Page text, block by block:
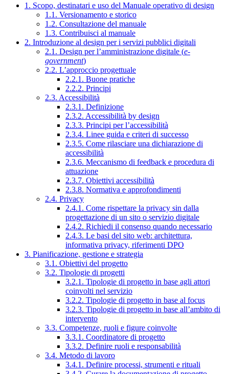
1. Scopo, destinatari e uso del Manuale operativo di design
1.1. Versionamento e storico
1.2. Consultazione del manuale
1.3. Contribuisci al manuale
2. Introduzione al design per i servizi pubblici digitali
2.1. Design per l’amministrazione digitale (e-
government)
2.2. L’approccio progettuale
2.2.1. Buone pratiche
2.2.2. Principi
2.3. Accessibilità
2.3.1. Definizione
2.3.2. Accessibilità by design
2.3.3. Principi per l’accessibilità
2.3.4. Linee guida e criteri di successo
2.3.5. Come rilasciare una dichiarazione di
accessibilità
2.3.6. Meccanismo di feedback e procedura di
attuazione
2.3.7. Obiettivi accessibilità
2.3.8. Normativa e approfondimenti
2.4. Privacy
2.4.1. Come rispettare la privacy sin dalla
progettazione di un sito o servizio digitale
2.4.2. Richiedi il consenso quando necessario
2.4.3. Le basi del sito web: architettura,
informativa privacy, riferimenti DPO
3. Pianificazione, gestione e strategia
3.1. Obiettivi del progetto
3.2. Tipologie di progetti
3.2.1. Tipologie di progetto in base agli attori
coinvolti nel servizio
3.2.2. Tipologie di progetto in base al focus
3.2.3. Tipologie di progetto in base all’ambito di
intervento
3.3. Competenze, ruoli e figure coinvolte
3.3.1. Coordinatore di progetto
3.3.2. Definire ruoli e responsabilità
3.4. Metodo di lavoro
3.4.1. Definire processi, strumenti e rituali